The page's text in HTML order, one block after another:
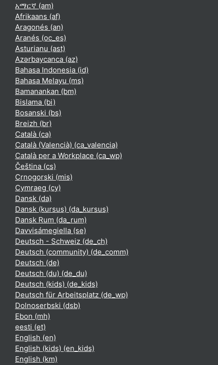
አማርኛ ‎(am)‎
Afrikaans ‎(af)‎
Aragonés ‎(an)‎
Aranés ‎(oc_es)‎
Asturianu ‎(ast)‎
Azərbaycanca ‎(az)‎
Bahasa Indonesia ‎(id)‎
Bahasa Melayu ‎(ms)‎
Bamanankan ‎(bm)‎
Bislama ‎(bi)‎
Bosanski ‎(bs)‎
Breizh ‎(br)‎
Català ‎(ca)‎
Català (Valencià) ‎(ca_valencia)‎
Català per a Workplace ‎(ca_wp)‎
Čeština ‎(cs)‎
Crnogorski ‎(mis)‎
Cymraeg ‎(cy)‎
Dansk ‎(da)‎
Dansk (kursus) ‎(da_kursus)‎
Dansk Rum ‎(da_rum)‎
Davvisámegiella ‎(se)‎
Deutsch - Schweiz ‎(de_ch)‎
Deutsch (community) ‎(de_comm)‎
Deutsch ‎(de)‎
Deutsch (du) ‎(de_du)‎
Deutsch (kids) ‎(de_kids)‎
Deutsch für Arbeitsplatz ‎(de_wp)‎
Dolnoserbski ‎(dsb)‎
Ebon ‎(mh)‎
eesti ‎(et)‎
English ‎(en)‎
English (kids) ‎(en_kids)‎
English ‎(km)‎